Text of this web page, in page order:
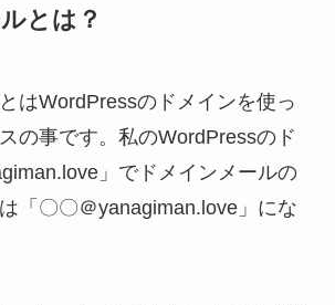
とは？
はWordPressのドメインを使っ
の事です。私のWordPressのド
」でドメインメールの
「〇〇＠yanagiman.love」にな